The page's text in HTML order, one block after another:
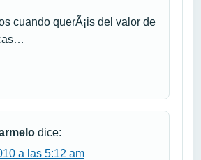
cuando querÃ¡is del valor de
dice:
a las 5:12 am